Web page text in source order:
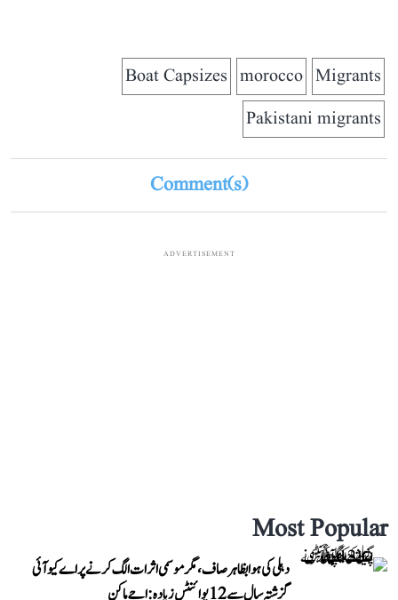
Migrants
morocco
Boat Capsizes
Pakistani migrants
Comment(s)
ADVERTISEMENT
Most Popular
دہلی کی ہوا بظاہر صاف، مگر موسمی اثرات الگ کرنے پر اے کیو آئی
گزشتہ سال سے 12 پوائنٹس زیادہ: اجے ماکن